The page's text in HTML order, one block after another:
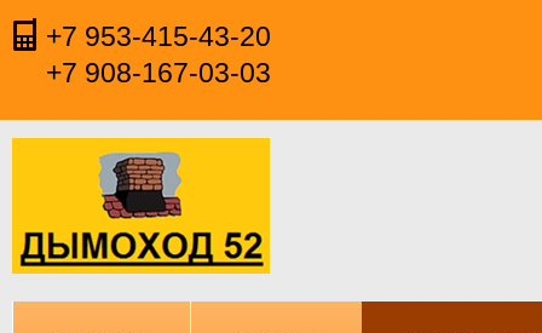
+7 953-415-43-20
+7 908-167-03-03